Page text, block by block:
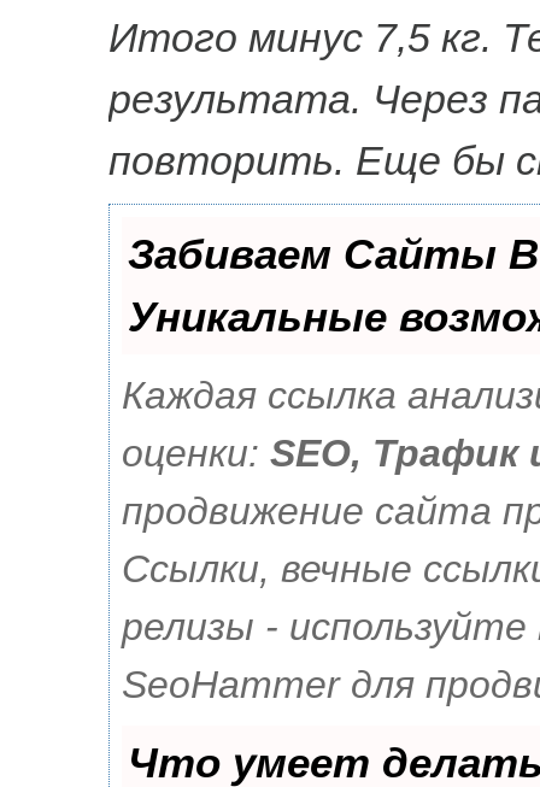
Итого минус 7,5 кг.
результата. Через
повторить. Еще бы
Забиваем Сайты
Уникальные
Каждая ссылка
оценки: SEO, Трафик
продвижение сайта
Ссылки, вечные
релизы -
SeoHammer для
Что умеет делать